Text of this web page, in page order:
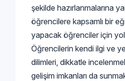
şekilde hazırlanmalarına
öğrencilere kapsamlı bir
yapacak öğrenciler için
Öğrencilerin kendi ilgi ve
dilimleri, dikkatle
gelişim imkanları da